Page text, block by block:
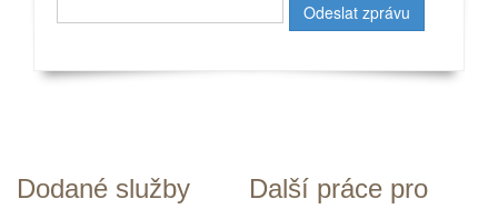
Dodané služby
Další práce pro